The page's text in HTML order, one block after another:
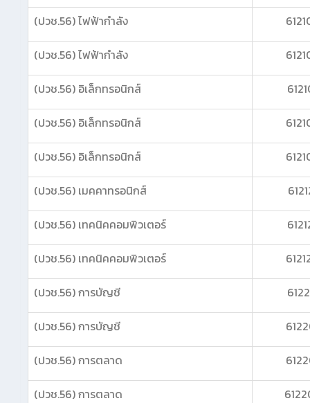
(ปวช.56) ไฟฟ้ากำลัง
(ปวช.56) ไฟฟ้ากำลัง
(ปวช.56) อิเล็กทรอนิกส์
(ปวช.56) อิเล็กทรอนิกส์
(ปวช.56) อิเล็กทรอนิกส์
(ปวช.56) เมคคาทรอนิกส์
(ปวช.56) เทคนิคคอมพิวเตอร์
(ปวช.56) เทคนิคคอมพิวเตอร์
(ปวช.56) การบัญชี
(ปวช.56) การบัญชี
(ปวช.56) การตลาด
(ปวช.56) การตลาด